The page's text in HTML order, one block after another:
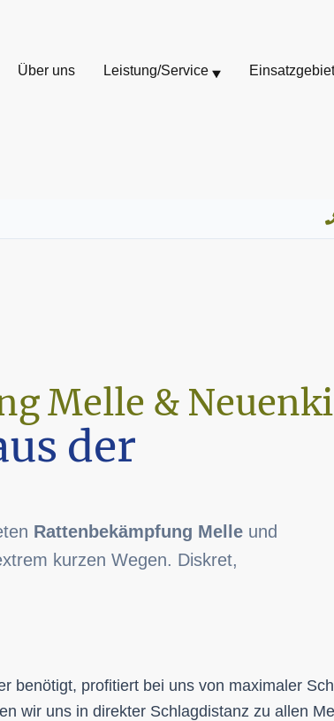
Über uns Leistung/Service Einsatzgebiet
Melle &
der
Rattenbekämpfung Melle und
kurzen Wegen. Diskret,
benötigt, profitiert bei uns von maximaler
wir uns in direkter Schlagdistanz zu allen